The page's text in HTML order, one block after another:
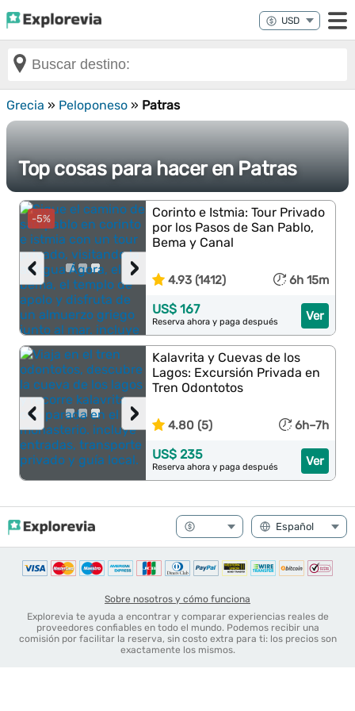
Grecia » Peloponeso » Patras
Top cosas para hacer en Patras
-5%
›
‹
Corinto e Istmia: Tour Privado
por los Pasos de San Pablo,
Bema y Canal
4.93 (1412) 6h 15m
Ver
US$ 167
Reserva ahora y paga después
›
‹
Kalavrita y Cuevas de los
Lagos: Excursión Privada en
Tren Odontotos
4.80 (5) 6h–7h
Ver
US$ 235
Reserva ahora y paga después
Sobre nosotros y cómo funciona
Explorevia te ayuda a encontrar y comparar experiencias reales de
proveedores confiables en todo el mundo. Podemos recibir una
comisión por facilitar la reserva, sin costo extra para ti: los precios son
exactamente los mismos.